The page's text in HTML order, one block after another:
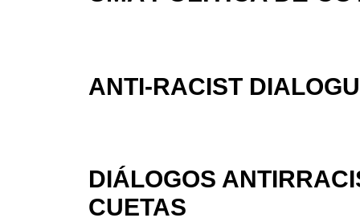
ANTI-RACIST
DIÁLOGOS
CUETAS